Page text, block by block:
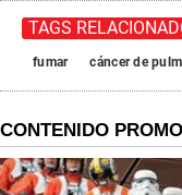
TAGS
fumar cáncer de